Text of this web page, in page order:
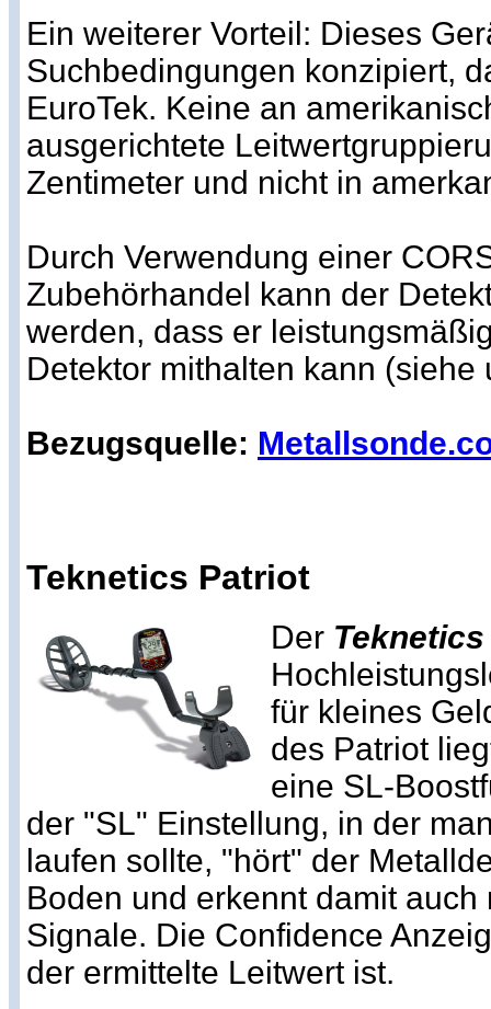
Ein weiterer Vorteil: Dieses
Suchbedingungen konzipiert,
EuroTek. Keine an
ausgerichtete
Zentimeter und nicht in
Durch Verwendung einer
Zubehörhandel kann der
werden, dass er
Detektor mithalten kann (siehe
Bezugsquelle:
Teknetics Patriot
Der
für kleines
des Patriot
eine SL-
der "SL" Einstellung, in der
laufen sollte, "hört" der
Boden und erkennt damit
Signale. Die Confidence
der ermittelte Leitwert ist.